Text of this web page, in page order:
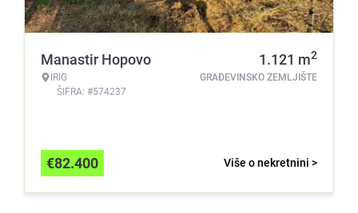
Manastir Hopovo
IRIG
ŠIFRA: #574237
1.121 m2
GRAĐEVINSKO ZEMLJIŠTE
Više o nekretnini >
€82.400